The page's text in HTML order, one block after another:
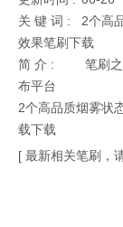
关 键 词 :
2个高
效果笔刷下载
简 介 :
笔刷
布平台
2个高品质烟雾状
载下载
[ 最新相关笔刷，